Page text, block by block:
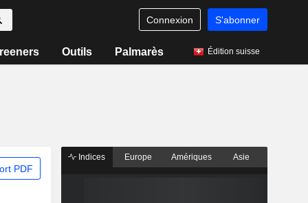
Connexion S'abonner
Outils Palmarès Édition suisse
PDF
Indices Europe Amériques Asie